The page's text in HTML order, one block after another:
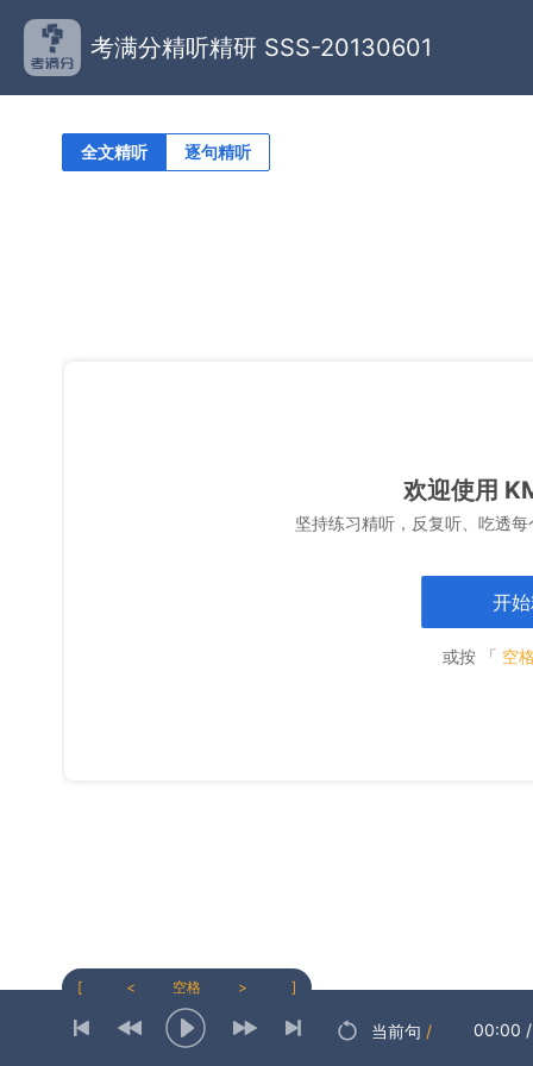
考满分精听精研 SSS-20130601
全文精听 逐句精听
欢迎使用
坚持练习精听，反复听、吃透
开
或按 「 空
[ < 空格 > ]
当前句 / 00:00 /